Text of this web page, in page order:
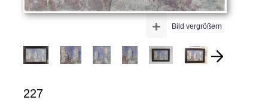
Bild vergrößern
+
227